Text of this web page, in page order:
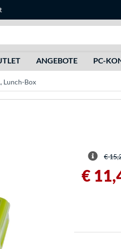
ANGEBOTE PC-
Lunch-Box
€
€